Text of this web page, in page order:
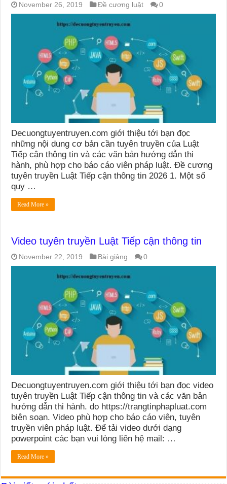
November 26, 2019 Đề cương luật 0
Decuongtuyentruyen.com giới thiệu tới bạn đọc
những nội dung cơ bản cần tuyên truyền của Luật
Tiếp cận thông tin và các văn bản hướng dẫn thi
hành, phù hợp cho báo cáo viên pháp luật. Đề cương
tuyên truyền Luật Tiếp cận thông tin 2026 1. Một số
quy …
Read More »
Video tuyên truyền Luật Tiếp cận thông tin
November 22, 2019 Bài giảng 0
Decuongtuyentruyen.com giới thiệu tới bạn đọc video
tuyên truyền Luật Tiếp cận thông tin và các văn bản
hướng dẫn thi hành. do https://trangtinphapluat.com
biên soạn. Video phù hợp cho báo cáo viên, tuyên
truyền viên pháp luật. Để tải video dưới dạng
powerpoint các bạn vui lòng liên hệ mail: …
Read More »